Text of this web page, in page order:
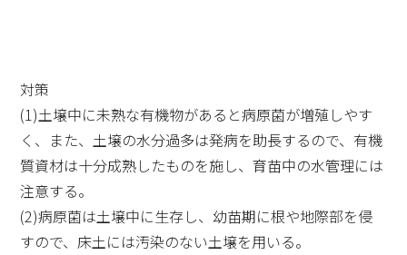
対策
(1)土壌中に未熟な有機物があると病原菌が増殖しやす
く、また、土壌の水分過多は発病を助長するので、有機
質資材は十分成熟したものを施し、育苗中の水管理には
注意する。
(2)病原菌は土壌中に生存し、幼苗期に根や地際部を侵
すので、床土には汚染のない土壌を用いる。